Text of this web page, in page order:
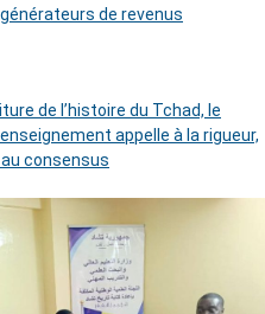
générateurs de revenus
de l’histoire du Tchad, le
appelle à la rigueur,
consensus